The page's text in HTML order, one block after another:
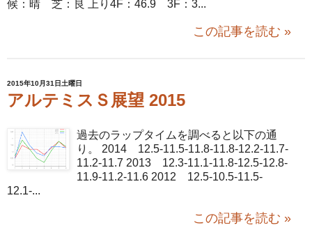
候：晴 芝：良 上り4F：46.9 3F：3...
この記事を読む »
2015年10月31日土曜日
アルテミスＳ展望 2015
過去のラップタイムを調べると以下の通
り。 2014 12.5-11.5-11.8-11.8-12.2-11.7-
11.2-11.7 2013 12.3-11.1-11.8-12.5-12.8-
11.9-11.2-11.6 2012 12.5-10.5-11.5-
12.1-...
この記事を読む »